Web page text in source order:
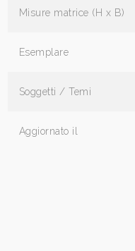
Misure matrice (H x B)
Esemplare
Soggetti / Temi
Aggiornato il